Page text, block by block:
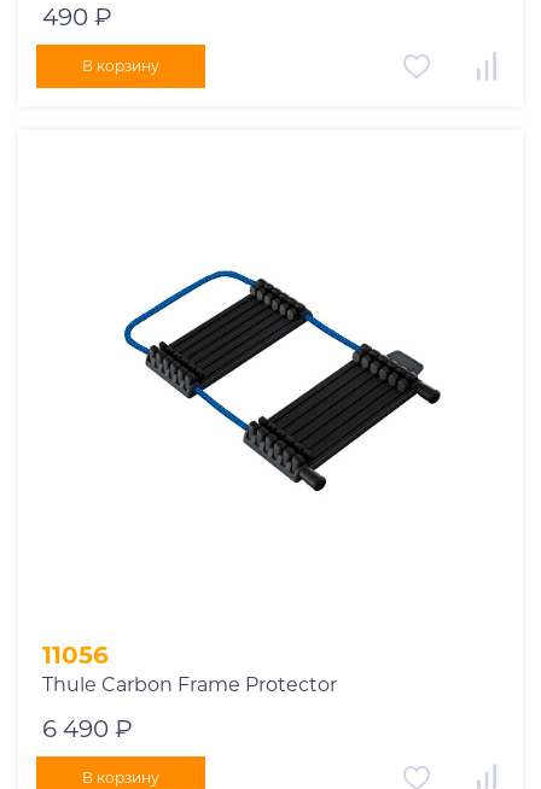
490 ₽
В корзину
11056
Thule Carbon Frame Protector
6 490 ₽
В корзину